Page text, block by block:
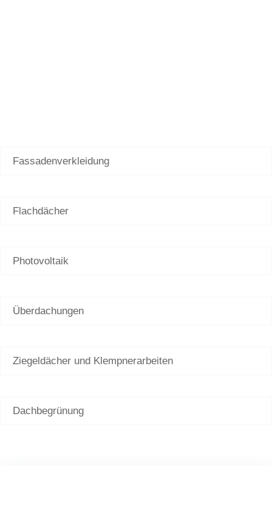
Fassadenverkleidung
Flachdächer
Photovoltaik
Überdachungen
Ziegeldächer und Klempnerarbeiten
Dachbegrünung